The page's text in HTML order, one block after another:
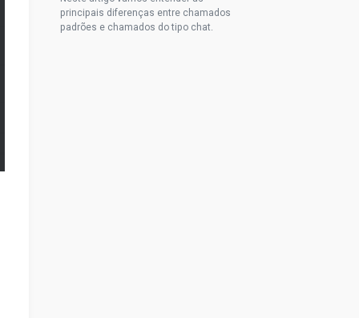
principais diferenças entre chamados
padrões e chamados do tipo chat.